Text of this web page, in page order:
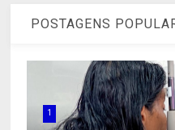
POSTAGENS
1